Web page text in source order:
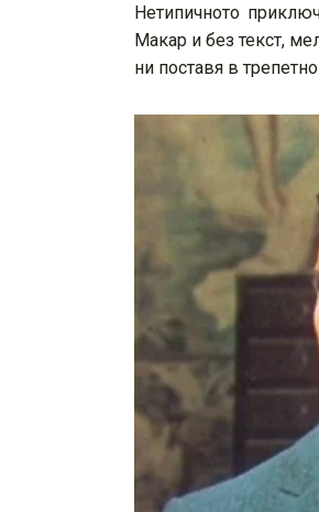
Нетипичното
Макар и без текст,
ни поставя в